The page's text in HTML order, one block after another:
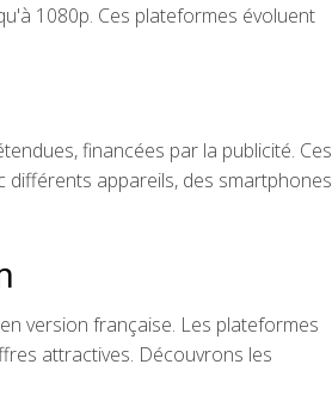
1080p. Ces plateformes évoluent
financées par la publicité. Ces
différents appareils, des smartphones
version française. Les plateformes
attractives. Découvrons les